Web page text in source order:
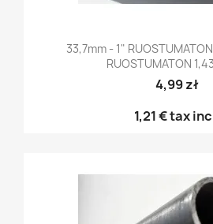
33,7mm - 1"
RUOSTUMATON
4,99 zł
1,21 €tax